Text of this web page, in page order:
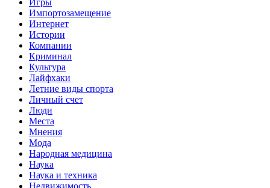
Импортозамещение
Интернет
Истории
Компании
Криминал
Культура
Лайфхаки
Летние виды спорта
Личный счет
Люди
Места
Мнения
Мода
Народная медицина
Наука
Наука и техника
Недвижимость